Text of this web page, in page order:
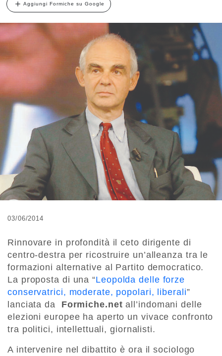
Aggiungi Formiche su Google
03/06/2014
Rinnovare in profondità il ceto dirigente di
centro-destra per ricostruire un’alleanza tra le
formazioni alternative al Partito democratico.
La proposta di una “Leopolda delle forze
conservatrici, moderate, popolari, liberali”
lanciata da Formiche.netall’indomani delle
elezioni europee ha aperto un vivace confronto
tra politici, intellettuali, giornalisti.
A intervenire nel dibattito è ora il sociologo